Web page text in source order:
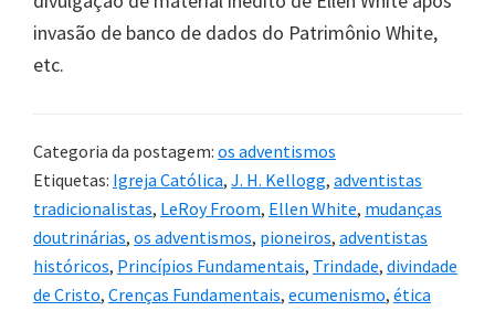
invasão de banco de dados do Patrimônio White,
etc.
Categoria da postagem: os adventismos
Etiquetas: Igreja Católica, J. H. Kellogg, adventistas
tradicionalistas, LeRoy Froom, Ellen White, mudanças
doutrinárias, os adventismos, pioneiros, adventistas
históricos, Princípios Fundamentais, Trindade, divindade
de Cristo, Crenças Fundamentais, ecumenismo, ética